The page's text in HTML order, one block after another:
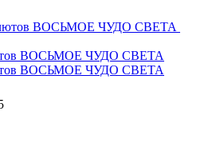
ВОСЬМОЕ ЧУДО СВЕТА
ВОСЬМОЕ ЧУДО СВЕТА